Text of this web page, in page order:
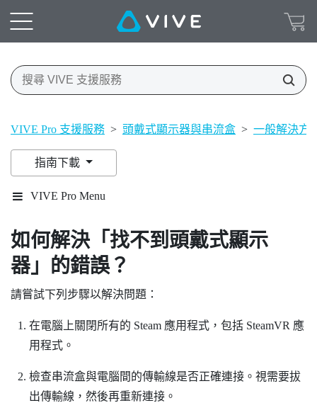
VIVE Pro 支援服務 > 頭戴式顯示器與串流盒 > 一般解決方
指南下載
VIVE Pro Menu
如何解決「找不到頭戴式顯示
器」的錯誤？
請嘗試下列步驟以解決問題：
在電腦上關閉所有的 Steam應用程式，包括 SteamVR 應
用程式。
檢查串流盒與電腦間的傳輸線是否正確連接。視需要拔
出傳輸線，然後再重新連接。